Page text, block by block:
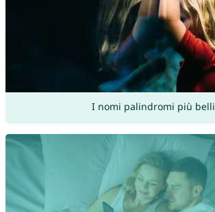
I nomi palindromi più belli